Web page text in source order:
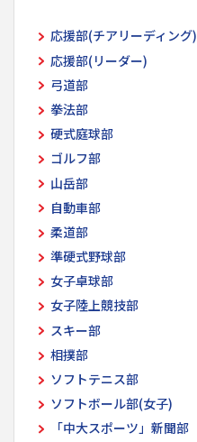
応援部(チアリーディング)
応援部(リーダー)
弓道部
拳法部
硬式庭球部
ゴルフ部
山岳部
自動車部
柔道部
準硬式野球部
女子卓球部
女子陸上競技部
スキー部
相撲部
ソフトテニス部
ソフトボール部(女子)
「中大スポーツ」新聞部